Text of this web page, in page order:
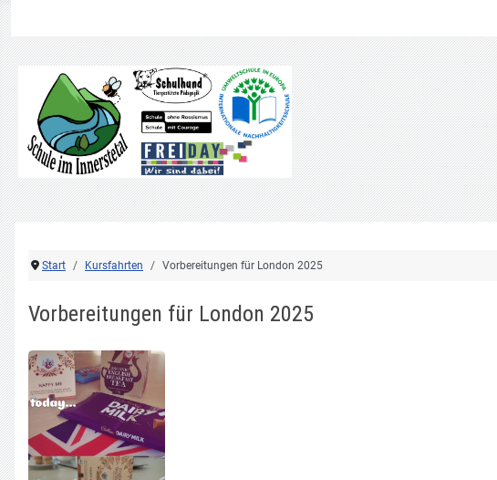
Start Kursfahrten Vorbereitungen für London 2025
Vorbereitungen für London 2025